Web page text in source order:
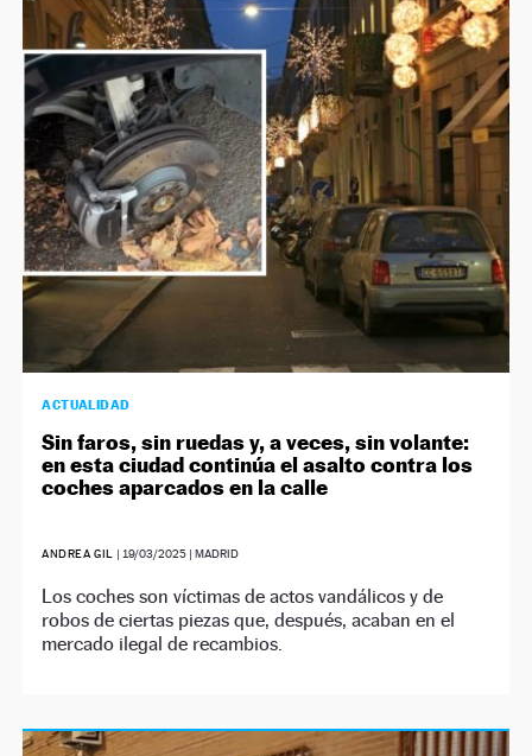
ACTUALIDAD
Sin faros, sin ruedas y, a veces, sin volante:
en esta ciudad continúa el asalto contra los
coches aparcados en la calle
ANDREA GIL | 19/03/2025| MADRID
Los coches son víctimas de actos vandálicos y de
robos de ciertas piezas que, después, acaban en el
mercado ilegal de recambios.